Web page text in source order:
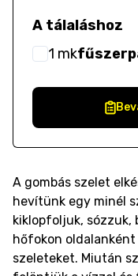
A tálaláshoz
1 mk
A gombás szelet
hevítünk egy minél
kiklopfoljuk, sózzuk,
hőfokon
szeleteket. Miután